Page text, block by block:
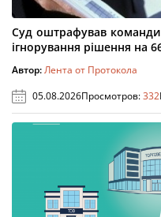
Суд оштрафував
ігнорування рішення на
Автор:Лента от Протокола
05.08.2026Просмотров:332